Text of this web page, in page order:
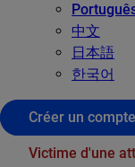
中文
日本語
한국어
Créer un compte
Victime d'une